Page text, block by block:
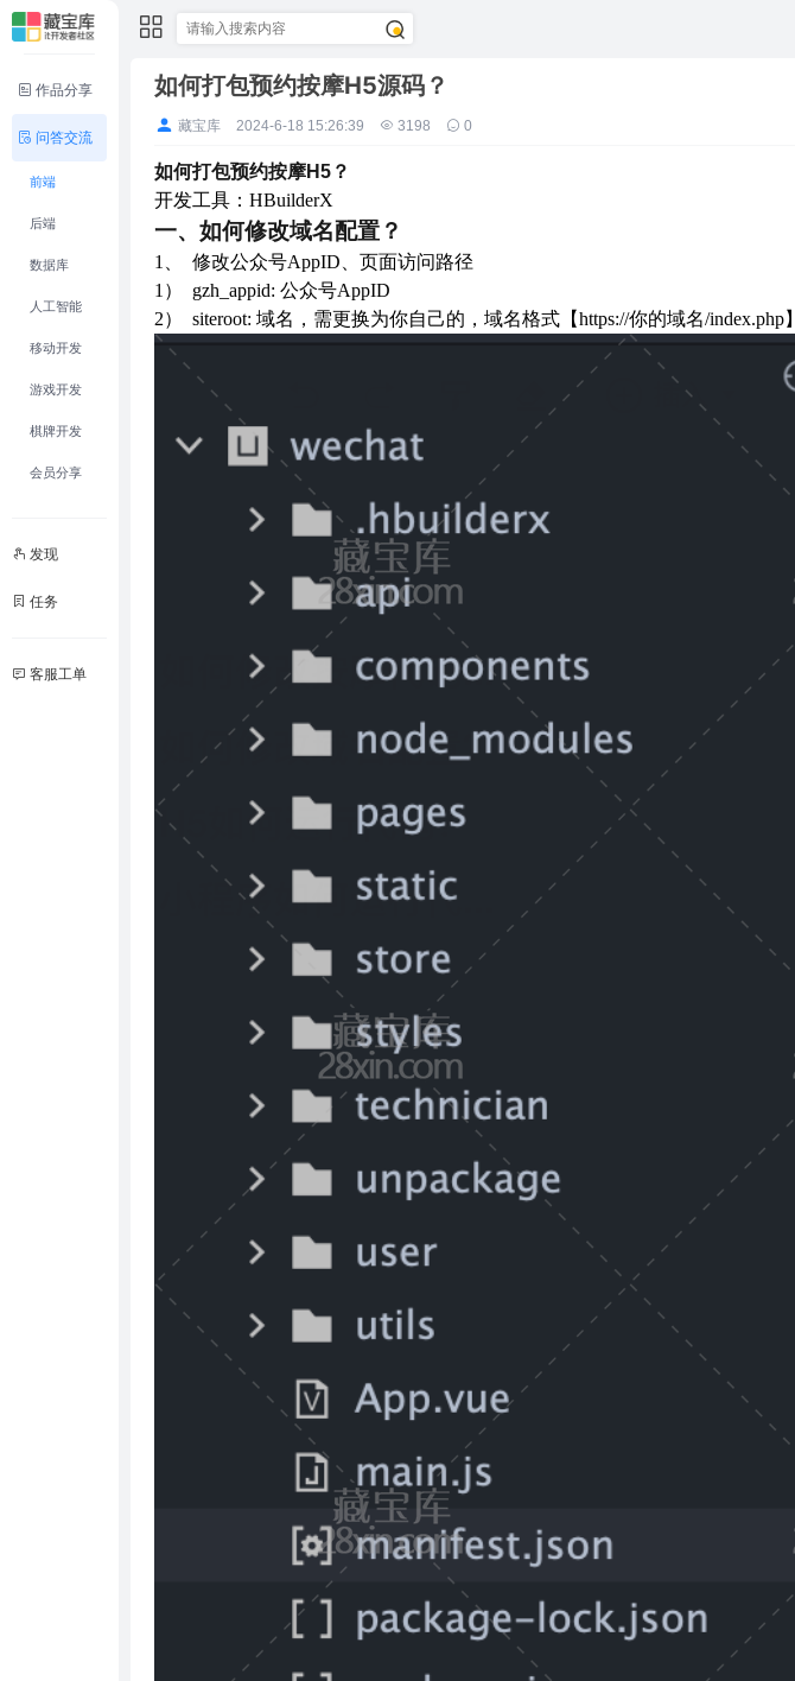
作品分享
问答交流
前端
后端
数据库
人工智能
移动开发
游戏开发
棋牌开发
会员分享
发现
任务
客服工单
如何打包预约按摩H5源码？
藏宝库 2024-6-18 15:26:39 3198 0
如何打包预约按摩H5？
开发工具：HBuilderX
一、如何修改域名配置？
1、 修改公众号AppID、页面访问路径
1） gzh_appid: 公众号AppID
2） siteroot: 域名，需更换为你自己的，域名格式【https://你的域名/index.php】